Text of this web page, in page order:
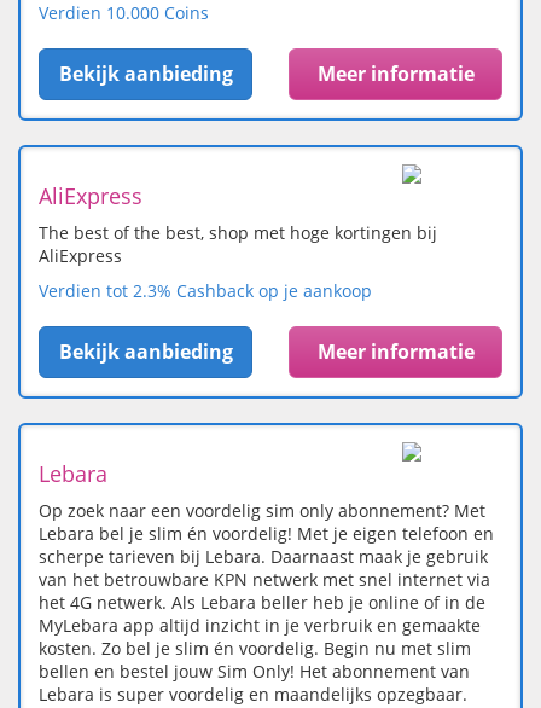
Verdien 10.000 Coins
Bekijk aanbieding Meer informatie
AliExpress
The best of the best, shop met hoge kortingen bij
AliExpress
Verdien tot 2.3% Cashback op je aankoop
Bekijk aanbieding Meer informatie
Lebara
Op zoek naar een voordelig sim only abonnement? Met
Lebara bel je slim én voordelig! Met je eigen telefoon en
scherpe tarieven bij Lebara. Daarnaast maak je gebruik
van het betrouwbare KPN netwerk met snel internet via
het 4G netwerk. Als Lebara beller heb je online of in de
MyLebara app altijd inzicht in je verbruik en gemaakte
kosten. Zo bel je slim én voordelig. Begin nu met slim
bellen en bestel jouw Sim Only! Het abonnement van
Lebara is super voordelig en maandelijks opzegbaar.